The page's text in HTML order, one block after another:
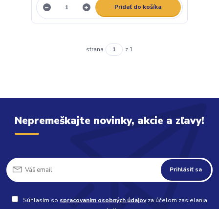
Pridať do košíka
strana z 1
Nepremeškajte novinky, akcie a zľavy!
Prihlásiť sa
Súhlasím so spracovaním osobných údajovza účelom zasielania